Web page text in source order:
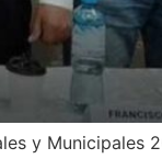
y Municipales